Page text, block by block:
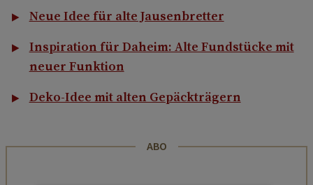
Neue Idee für alte Jausenbretter
Inspiration für Daheim: Alte Fundstücke mit
neuer Funktion
Deko-Idee mit alten Gepäckträgern
ABO